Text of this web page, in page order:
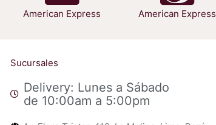
American Express American Express
Sucursales
Delivery: Lunes a Sábado
de 10:00am a 5:00pm